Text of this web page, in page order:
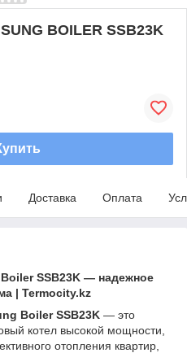
BOILER SSB23K
Доставка Оплата
SSB23K — надежное
| Termocity.kz
Boiler SSB23K— это
котел высокой мощности,
отопления квартир,